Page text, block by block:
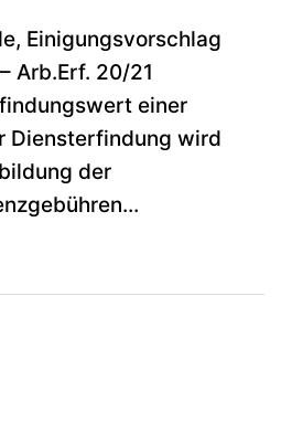
Einigungsvorschlag
Arb.Erf. 20/21
einer
Diensterfindung wird
der